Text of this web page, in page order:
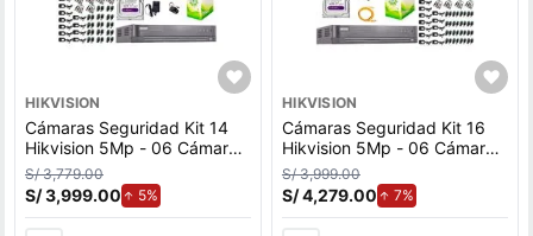
HIKVISION
Cámaras Seguridad Kit 14
Hikvision 5Mp - 06 Cámaras
Audio Incorporado + Disco
Duro 2Tb
S/ 3,779.00
S/ 3,999.00 5%
HIKVISION
Cámaras Seguridad Kit 16
Hikvision 5Mp - 06 Cámaras
Audio Incorporado + Disco
Duro 2Tb
S/ 3,999.00
S/ 4,279.00 7%de aumento.